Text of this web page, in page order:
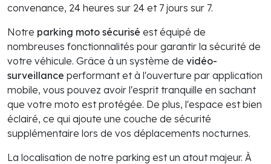
convenance, 24 heures sur 24 et 7 jours sur 7.
Notre parking moto sécurisé est équipé de
nombreuses fonctionnalités pour garantir la sécurité de
votre véhicule. Grâce à un système de vidéo-
surveillance performant et à l'ouverture par application
mobile, vous pouvez avoir l'esprit tranquille en sachant
que votre moto est protégée. De plus, l'espace est bien
éclairé, ce qui ajoute une couche de sécurité
supplémentaire lors de vos déplacements nocturnes.
La localisation de notre parking est un atout majeur. À